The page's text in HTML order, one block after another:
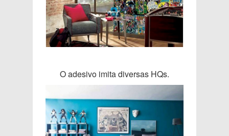
O adesivo imita diversas HQs.